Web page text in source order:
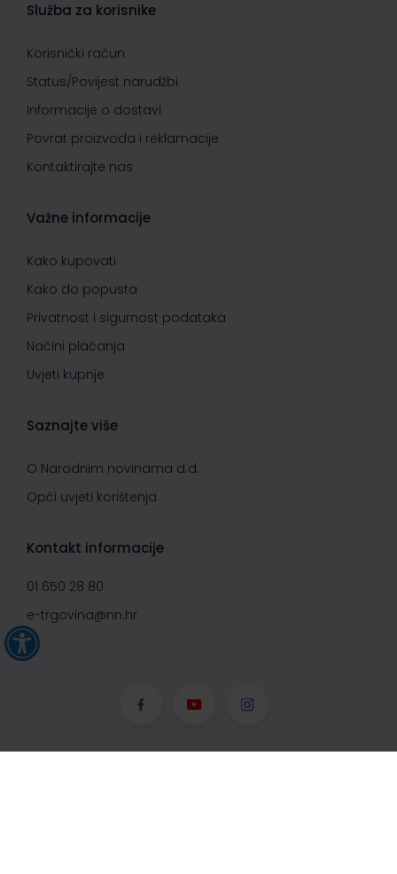
Služba za korisnike
Korisnički račun
Status/Povijest narudžbi
Informacije o dostavi
Povrat proizvoda i reklamacije
Kontaktirajte nas
Važne informacije
Kako kupovati
Kako do popusta
Privatnost i sigurnost podataka
Načini plaćanja
Uvjeti kupnje
Saznajte više
O Narodnim novinama d.d.
Opći uvjeti korištenja
Kontakt informacije
01 650 28 80
e-trgovina@nn.hr